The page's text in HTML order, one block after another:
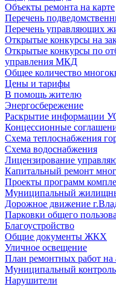
Объекты ремонта на карте
Перечень
Перечень управляющих
Открытые конкурсы на
Открытые конкурсы по
управления МКД
Общее количество
Цены и тарифы
В помощь жителю
Энергосбережение
Раскрытие
Концессионные
Схема теплоснабжения
Схема водоснабжения
Лицензирование
Капитальный ремонт
Проекты программ
Муниципальный
Дорожное движение
Парковки общего
Благоустройство
Общие документы ЖКХ
Уличное освещение
План ремонтных работ на
Муниципальный контроль
Нарушители